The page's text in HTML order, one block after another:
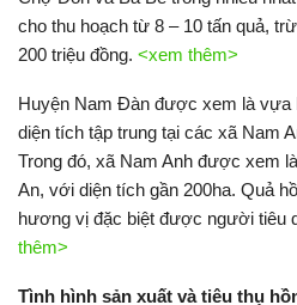
cho thu hoạch từ 8 – 10 tấn quả,
200 triệu đồng. <xem thêm>
Huyện Nam Đàn được xem là vựa
diện tích tập trung tại các xã Nam
Trong đó, xã Nam Anh được xem
An, với diện tích gần 200ha. Quả
hương vị đặc biệt được người tiêu
thêm>
Tình hình sản xuất và tiêu thụ